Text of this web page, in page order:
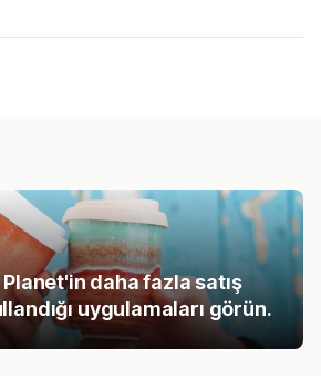
daha fazla satış
uygulamaları görün.